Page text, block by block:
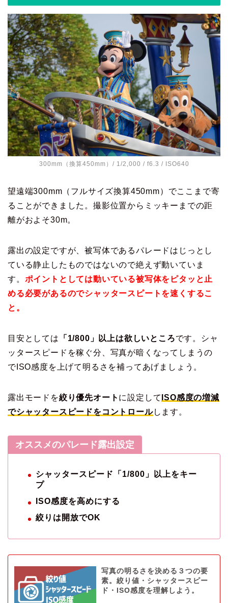
300mm（換算450mm）/ 1/2,000 / f6.3 / ISO640
望遠端300mm（フルサイズ換算450mm）でここまで寄
ることができました。撮影位置からミッキーまでの距
離がおよそ30m。
露出の設定ですが、被写体であるパレードはじっとし
ている静止したものではないので絶えず動いていま
す。 ポイントとしては動いている被写体をピタッと止
める必要があるのでシャッタースピートを速くするこ
と。
目安としては 「1/800」以上は欲しいところです。シャ
ッタースピードを稼ぐ分、写真が暗くなってしまうの
でISO感度を上げて明るさを補ってあげましょう。
露出モードを絞り優先オート に設定して ISO感度の増減
でシャッタースピードをコントロールします。
オススメのパレード露出設定
シャッタースピード「1/800」以上をキー
プ
ISO感度を高めにする
絞りは開放でOK
写真の明るさを決める３つの要
素。絞り値・シャッタースピー
ド・ISO感度を理解しよう。